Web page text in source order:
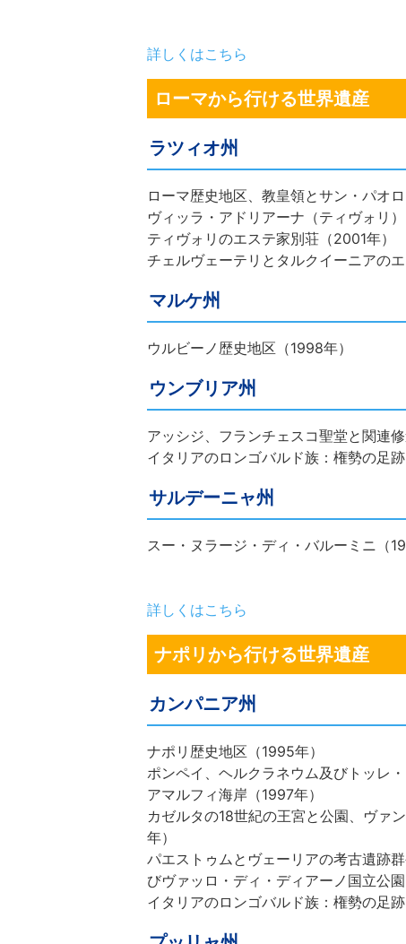
詳しくはこちら
ローマから行ける世界遺産
ラツィオ州
ローマ歴史地区、教皇領とサン・パオ
ヴィッラ・アドリアーナ（ティヴォリ）
ティヴォリのエステ家別荘（2001年）
チェルヴェーテリとタルクイーニアの
マルケ州
ウルビーノ歴史地区（1998年）
ウンブリア州
アッシジ、フランチェスコ聖堂と関連
イタリアのロンゴバルド族：権勢の足跡
サルデーニャ州
スー・ヌラージ・ディ・バルーミニ（
詳しくはこちら
ナポリから行ける世界遺産
カンパニア州
ナポリ歴史地区（1995年）
ポンペイ、ヘルクラネウム及びトッレ
アマルフィ海岸（1997年）
カゼルタの18世紀の王宮と公園、ヴァ
年）
パエストゥムとヴェーリアの考古遺跡
びヴァッロ・ディ・ディアーノ国立公園
イタリアのロンゴバルド族：権勢の足跡